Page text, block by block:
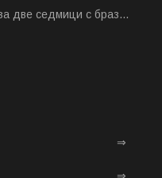
две седмици с браз...
⇒
⇒